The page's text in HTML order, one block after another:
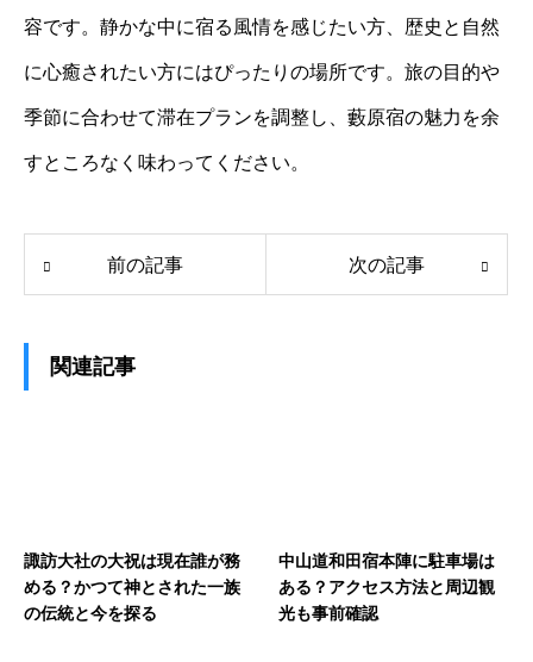
容です。静かな中に宿る風情を感じたい方、歴史と自然
に心癒されたい方にはぴったりの場所です。旅の目的や
季節に合わせて滞在プランを調整し、藪原宿の魅力を余
すところなく味わってください。
前の記事 次の記事
関連記事
諏訪大社の大祝は現在誰が務
める？かつて神とされた一族
の伝統と今を探る
中山道和田宿本陣に駐車場は
ある？アクセス方法と周辺観
光も事前確認